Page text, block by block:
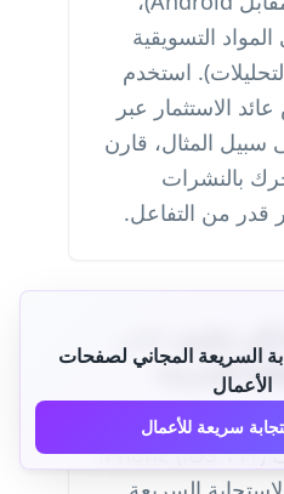
التسويقية
استخدم
الاستثمار عبر
سبيل المثال، قارن
بالنشرات
قدر من التفاعل.
السريعة
لا. تقرأ جميع هواتف iPhone (iOS 11+)
السريعة المجاني لصفحات
الأعمال
سريعة للأعمال